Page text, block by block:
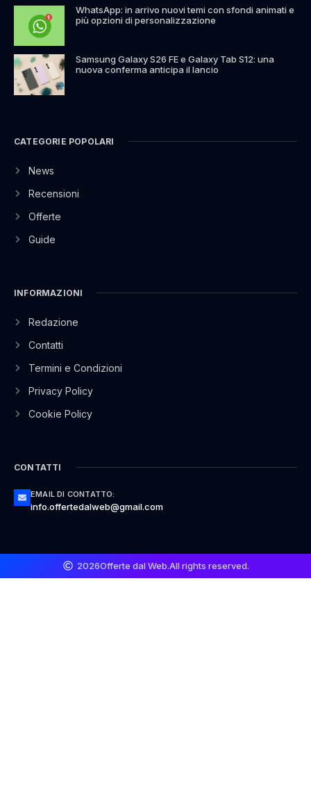
WhatsApp: in arrivo nuovi temi con sfondi animati e
più opzioni di personalizzazione
Samsung Galaxy S26 FE e Galaxy Tab S12: una
nuova conferma anticipa il lancio
CATEGORIE POPOLARI
News
Recensioni
Offerte
Guide
INFORMAZIONI
Redazione
Contatti
Termini e Condizioni
Privacy Policy
Cookie Policy
CONTATTI
EMAIL DI CONTATTO:
info.offertedalweb@gmail.com
2026Offerte dal Web.All rights reserved.